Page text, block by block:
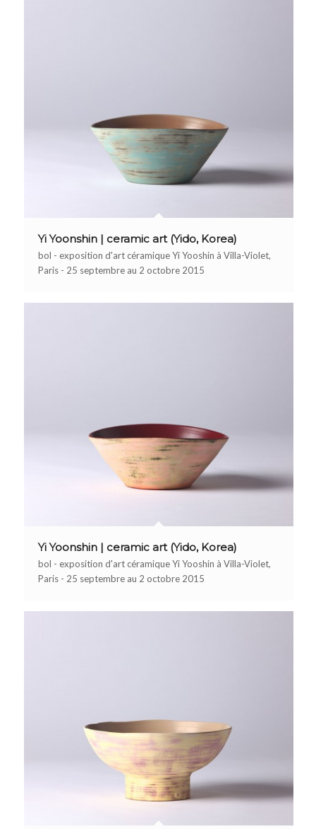
Yi Yoonshin | ceramic art (Yido, Korea)
bol - exposition d'art céramique Yi Yooshin à Villa-Violet,
Paris - 25 septembre au 2 octobre 2015
Yi Yoonshin | ceramic art (Yido, Korea)
bol - exposition d'art céramique Yi Yooshin à Villa-Violet,
Paris - 25 septembre au 2 octobre 2015